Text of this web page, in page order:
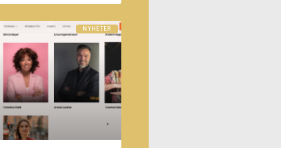
NYHETER